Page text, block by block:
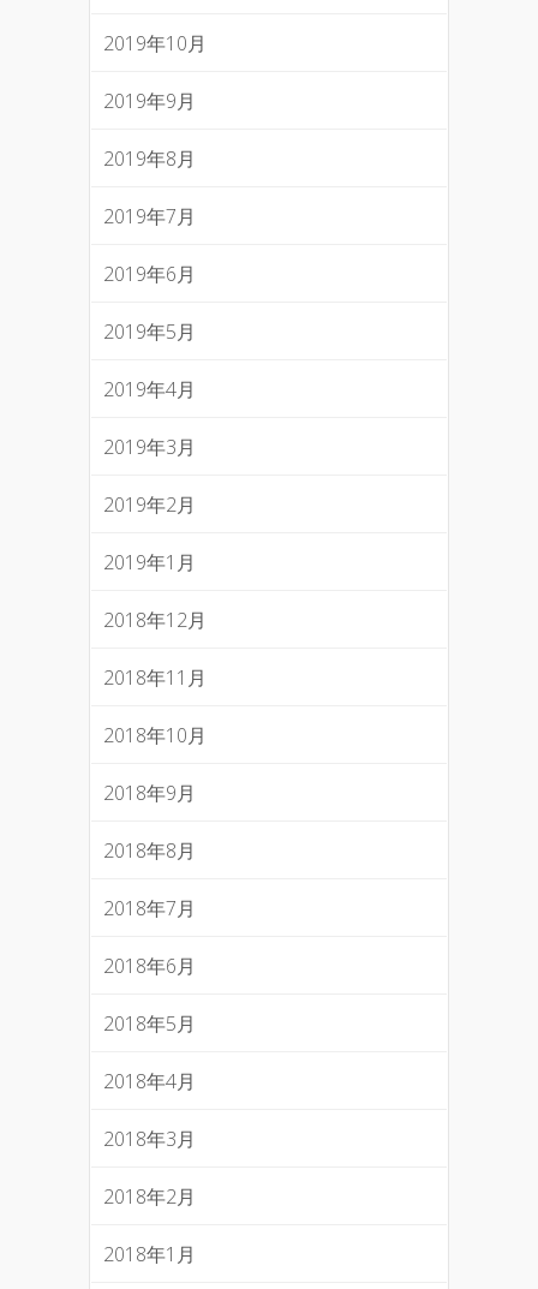
2019年10月
2019年9月
2019年8月
2019年7月
2019年6月
2019年5月
2019年4月
2019年3月
2019年2月
2019年1月
2018年12月
2018年11月
2018年10月
2018年9月
2018年8月
2018年7月
2018年6月
2018年5月
2018年4月
2018年3月
2018年2月
2018年1月